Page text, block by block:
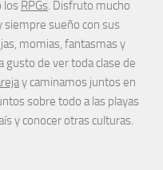
los RPGs . Disfruto mucho
siempre sueño con sus
momias, fantasmas y
gusto de ver toda clase de
y caminamos juntos en
sobre todo a las playas
y conocer otras culturas.